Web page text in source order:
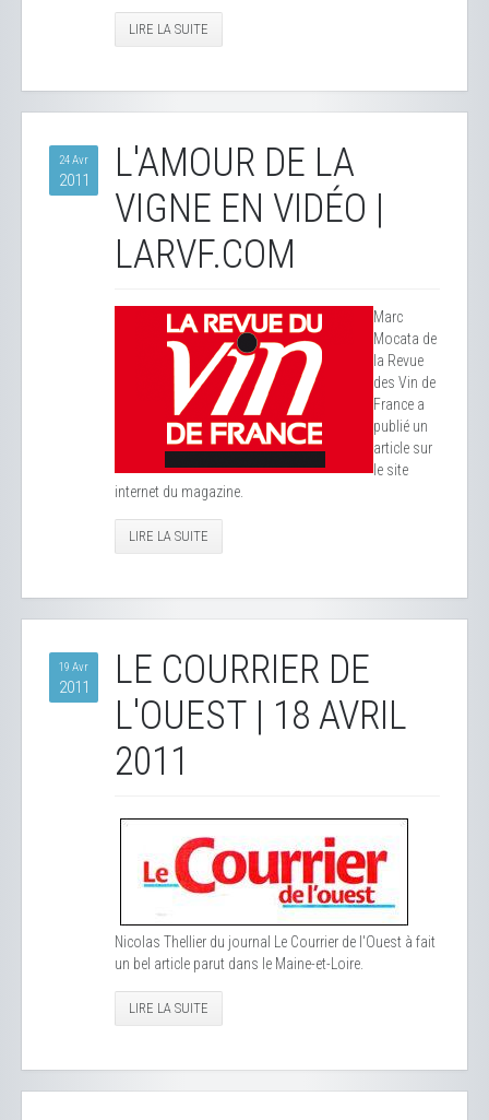
LIRE LA SUITE
24 Avr
2011
L'AMOUR DE LA
VIGNE EN VIDÉO |
LARVF.COM
Marc
Mocata de
la Revue
des Vin de
France a
publié un
article sur
le site
internet du magazine.
LIRE LA SUITE
19 Avr
2011
LE COURRIER DE
L'OUEST | 18 AVRIL
2011
Nicolas Thellier du journal Le Courrier de l'Ouest à fait
un bel article parut dans le Maine-et-Loire.
LIRE LA SUITE